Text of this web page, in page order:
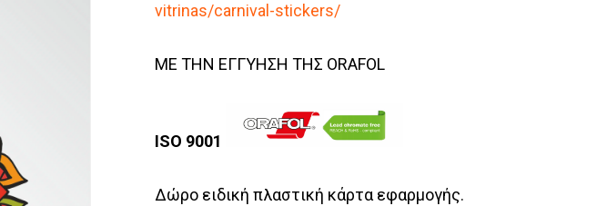
vitrinas/carnival-stickers/
ΜΕ ΤΗΝ ΕΓΓΥΗΣΗ ΤΗΣ ORAFOL
ISO 9001
Δώρο ειδική πλαστική κάρτα εφαρμογής.